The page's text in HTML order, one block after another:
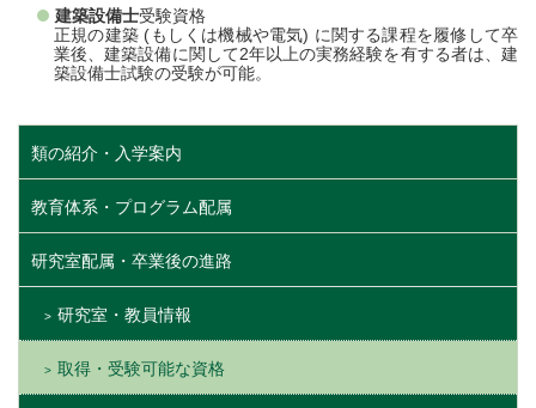
建築設備士受験資格
正規の建築 (もしくは機械や電気) に関する課程を履修して卒
業後、建築設備に関して2年以上の実務経験を有する者は、建
築設備士試験の受験が可能。
類の紹介・入学案内
教育体系・プログラム配属
研究室配属・卒業後の進路
研究室・教員情報
取得・受験可能な資格